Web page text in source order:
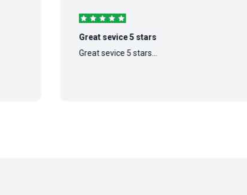
Great sevice 5 stars
Great sevice 5 stars...